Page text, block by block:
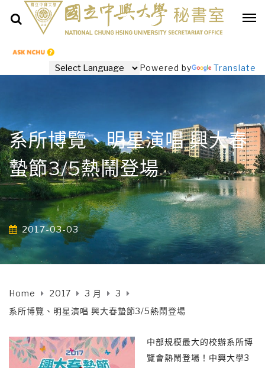
Powered by Translate
系所博覽、明星演唱 興大春
蟄節3/5熱鬧登場
2017-03-03
Home 2017 3 月
3
系所博覽、明星演唱 興大春蟄節3/5熱鬧登場
中部規模最大的校辦系所博
覽會熱鬧登場！中興大學3